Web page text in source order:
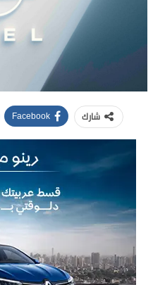
شارك Facebook